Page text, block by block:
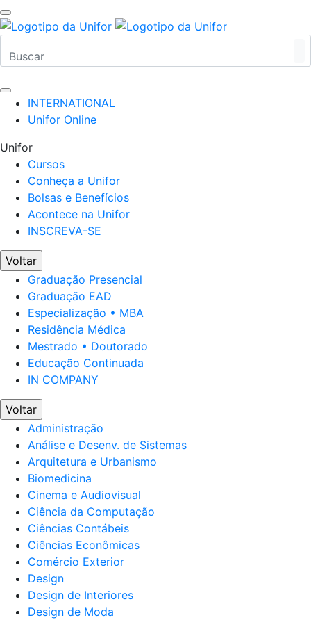
INTERNATIONAL
Unifor Online
Unifor
Cursos
Conheça a Unifor
Bolsas e Benefícios
Acontece na Unifor
INSCREVA-SE
Voltar
Graduação Presencial
Graduação EAD
Especialização • MBA
Residência Médica
Mestrado • Doutorado
Educação Continuada
IN COMPANY
Voltar
Administração
Análise e Desenv. de Sistemas
Arquitetura e Urbanismo
Biomedicina
Cinema e Audiovisual
Ciência da Computação
Ciências Contábeis
Ciências Econômicas
Comércio Exterior
Design
Design de Interiores
Design de Moda